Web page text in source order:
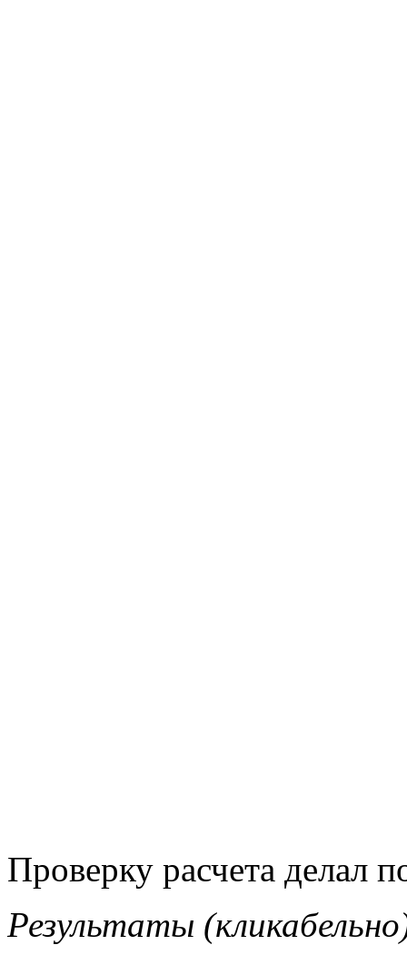
Проверку расчета делал
Результаты